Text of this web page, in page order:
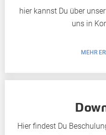
hier kannst Du über
uns in
MEHR
Hier findest Du